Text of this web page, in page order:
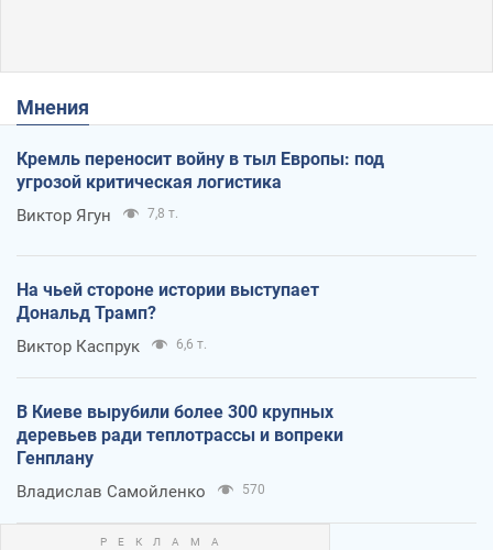
Мнения
Кремль переносит войну в тыл Европы: под
угрозой критическая логистика
Виктор Ягун 7,8 т.
На чьей стороне истории выступает
Дональд Трамп?
Виктор Каспрук 6,6 т.
В Киеве вырубили более 300 крупных
деревьев ради теплотрассы и вопреки
Генплану
Владислав Самойленко 570